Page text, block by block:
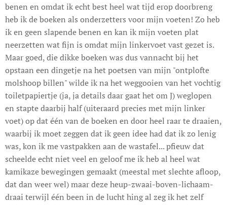
benen en omdat ik echt best heel wat tijd erop doorbreng
heb ik de boeken als onderzetters voor mijn voeten! Zo heb
ik en geen slapende benen en kan ik mijn voeten plat
neerzetten wat fijn is omdat mijn linkervoet vast gezet is.
Maar goed, die dikke boeken was dus vannacht bij het
opstaan een dingetje na het poetsen van mijn "ontplofte
molshoop billen" wilde ik na het weggooien van het vochtig
toiletpapiertje (ja, ja details daar gaat het om J) weglopen
en stapte daarbij half (uiteraard precies met mijn linker
voet) op dat één van de boeken en door heel raar te draaien,
waarbij ik moet zeggen dat ik geen idee had dat ik zo lenig
was, kon ik me vastpakken aan de wastafel... pfieuw dat
scheelde echt niet veel en geloof me ik heb al heel wat
kamikaze bewegingen gemaakt (meestal met slechte afloop,
dat dan weer wel) maar deze heup-zwaai-boven-lichaam-
draai terwijl één been in de lucht hing al zeg ik het zelf